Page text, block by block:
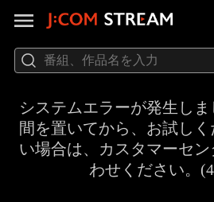
システムエラーが発生し
間を置いてから、お試し
い場合は、カスタマーセ
わせください。